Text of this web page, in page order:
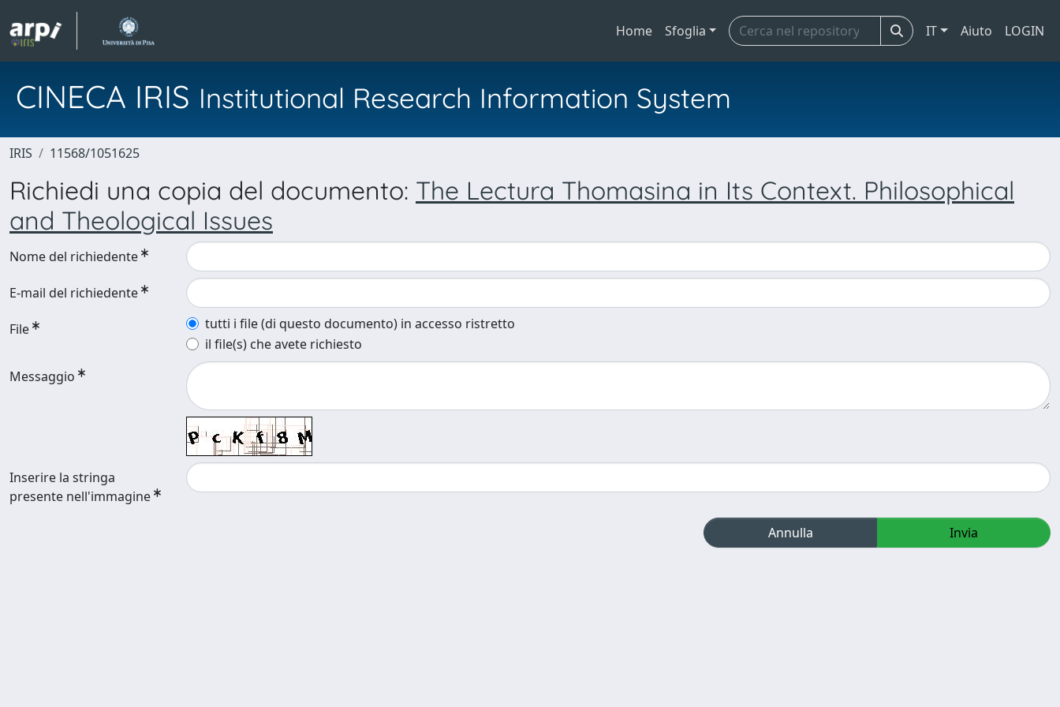
Home Sfoglia IT Aiuto LOGIN
CINECA IRIS Institutional Research Information System
IRIS 11568/1051625
Richiedi una copia del documento: The Lectura Thomasina in Its Context. Philosophical
and Theological Issues
Nome del richiedente
E-mail del richiedente
File
tutti i file (di questo documento) in accesso ristretto
il file(s) che avete richiesto
Messaggio
Inserire la stringa
presente nell'immagine
Annulla Invia